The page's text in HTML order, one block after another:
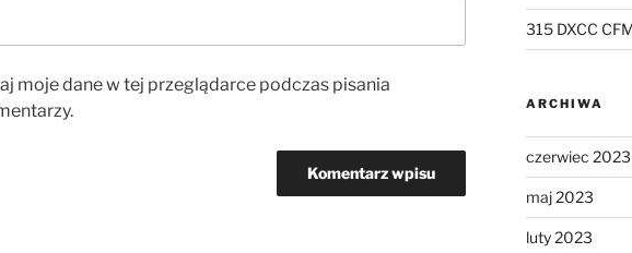
moje dane w tej przeglądarce podczas pisania
315 DXCC
ARCHIWA
czerwiec 2023
maj 2023
luty 2023